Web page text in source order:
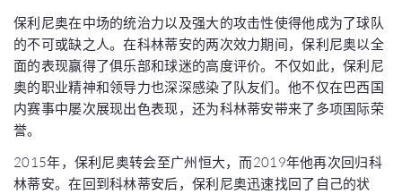
保利尼奥在中场的统治力以及强大的攻击性使得他成为了球队
的不可或缺之人。在科林蒂安的两次效力期间，保利尼奥以全
面的表现赢得了俱乐部和球迷的高度评价。不仅如此，保利尼
奥的职业精神和领导力也深深感染了队友们。他不仅在巴西国
内赛事中屡次展现出色表现，还为科林蒂安带来了多项国际荣
誉。
2015年，保利尼奥转会至广州恒大，而2019年他再次回归科
林蒂安。在回到科林蒂安后，保利尼奥迅速找回了自己的状